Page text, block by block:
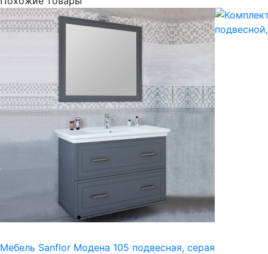
Мебель Sanflor Модена 105 подвесная, серая